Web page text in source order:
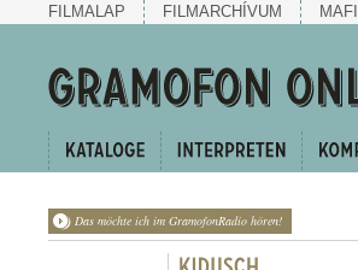
FILMALAP FILMARCHÍVUM
Das möchte ich im GramofonRadio hören!